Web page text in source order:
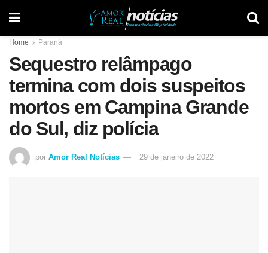
Home Paraná
Sequestro relâmpago
termina com dois suspeitos
mortos em Campina Grande
do Sul, diz polícia
por Amor Real Notícias 29 de janeiro de 2022